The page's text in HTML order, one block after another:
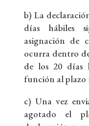
b) La
días hábiles
asignación de
ocurra dentro
de los 20 días
función al plazo
c) Una vez
agotado el